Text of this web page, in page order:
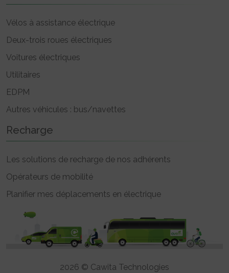
Vélos à assistance électrique
Deux-trois roues électriques
Voitures électriques
Utilitaires
EDPM
Autres véhicules : bus/navettes
Recharge
Les solutions de recharge de nos adhérents
Opérateurs de mobilité
Planifier mes déplacements en électrique
2026 © Cawita Technologies